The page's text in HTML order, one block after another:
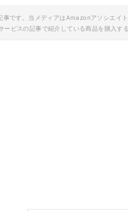
事です。当メディアはAmazonアソシエイ
ービスの記事で紹介している商品を購入す